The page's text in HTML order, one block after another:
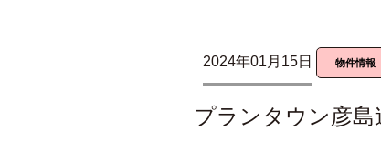
2024年01月15日 物件情報
プランタウン彦